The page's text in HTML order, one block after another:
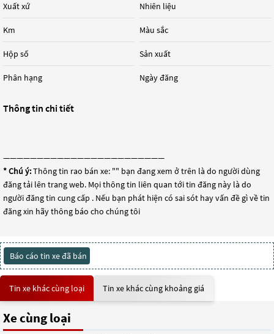
Xuất xứ
Km
Hộp số
Phân hạng
Nhiên liệu
Màu sắc
Sản xuất
Ngày đăng
Thông tin chi tiết
————————————————————————
* Chú ý:Thông tin rao bán xe: "" bạn đang xem ở trên là do người dùng
đăng tải lên trang web. Mọi thông tin liên quan tới tin đăng này là do
người đăng tin cung cấp . Nếu bạn phát hiện có sai sót hay vấn đề gì về tin
đăng xin hãy thông báo cho chúng tôi
Báo cáo tin xe đã bán
Tin xe khác cùng loại Tin xe khác cùng khoảng giá
Xe cùng loại